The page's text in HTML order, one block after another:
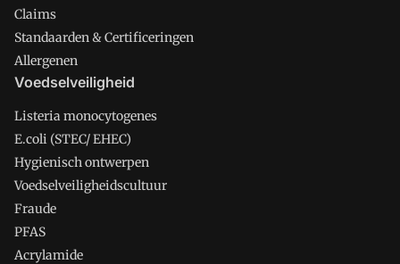
Claims
Standaarden & Certificeringen
Allergenen
Voedselveiligheid
Listeria monocytogenes
E.coli (STEC/ EHEC)
Hygienisch ontwerpen
Voedselveiligheidscultuur
Fraude
PFAS
Acrylamide